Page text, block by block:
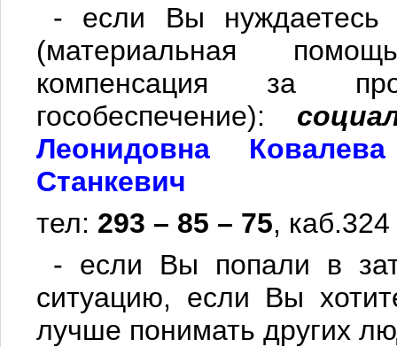
- если Вы нуждаетесь
(материальная
компенсация за
гособеспечение):
Леонидовна
Ковалева
Станкевич
тел: 293 – 85 – 75,
- если Вы попали в
ситуацию, если Вы
лучше понимать других